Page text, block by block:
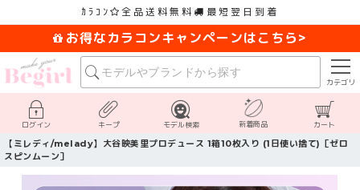
ｶﾗｺﾝ 全品送料無料 最短翌日到着
お得なカラコンキャンペーンはこちら>
カテゴリ
ログイン キープ モデル検索 新着商品 カート
【ミレディ/melady】大谷映美里プロデュース 1箱10枚入り (1日使い捨て)［ゼロ
スピンムーン］